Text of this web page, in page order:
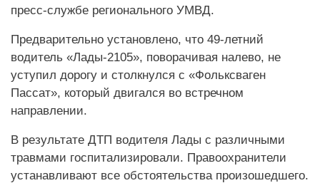
пресс-службе регионального УМВД.
Предварительно установлено, что 49-летний
водитель «Лады-2105», поворачивая налево, не
уступил дорогу и столкнулся с «Фольксваген
Пассат», который двигался во встречном
направлении.
В результате ДТП водителя Лады с различными
травмами госпитализировали. Правоохранители
устанавливают все обстоятельства произошедшего.